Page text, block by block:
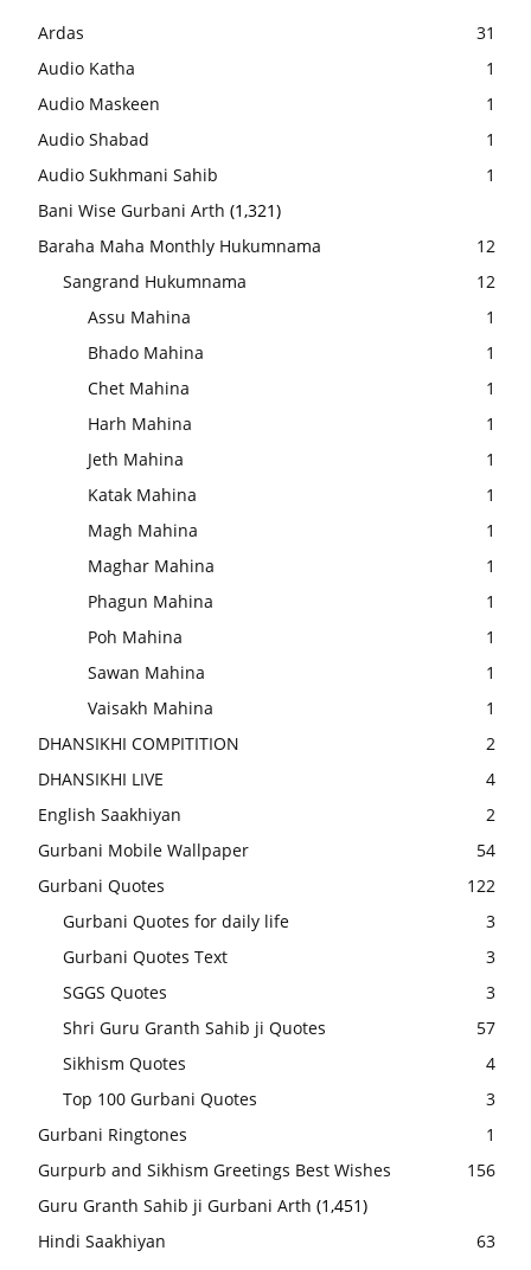
Ardas
31
Audio Katha
1
Audio Maskeen
1
Audio Shabad
1
Audio Sukhmani Sahib
1
Bani Wise Gurbani Arth (1,321)
Baraha Maha Monthly Hukumnama
12
Sangrand Hukumnama
12
Assu Mahina
1
Bhado Mahina
1
Chet Mahina
1
Harh Mahina
1
Jeth Mahina
1
Katak Mahina
1
Magh Mahina
1
Maghar Mahina
1
Phagun Mahina
1
Poh Mahina
1
Sawan Mahina
1
Vaisakh Mahina
1
DHANSIKHI COMPITITION
2
DHANSIKHI LIVE
4
English Saakhiyan
2
Gurbani Mobile Wallpaper
54
Gurbani Quotes
122
Gurbani Quotes for daily life
3
Gurbani Quotes Text
3
SGGS Quotes
3
Shri Guru Granth Sahib ji Quotes
57
Sikhism Quotes
4
Top 100 Gurbani Quotes
3
Gurbani Ringtones
1
Gurpurb and Sikhism Greetings Best Wishes
156
Guru Granth Sahib ji Gurbani Arth (1,451)
Hindi Saakhiyan
63